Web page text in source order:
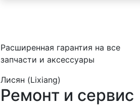
Расширенная гарантия на все
запчасти и аксессуары
Лисян (Lixiang)
Ремонт и сервис